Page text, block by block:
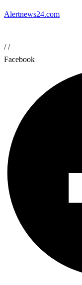
Alertnews24.com
//
Facebook